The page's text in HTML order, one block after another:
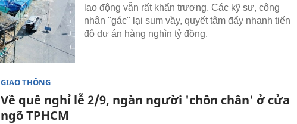
lao động vẫn rất khẩn trương. Các kỹ sư, công
nhân "gác" lại sum vầy, quyết tâm đẩy nhanh tiến
độ dự án hàng nghìn tỷ đồng.
GIAO THÔNG
Về quê nghỉ lễ 2/9, ngàn người 'chôn chân' ở cửa
ngõ TPHCM